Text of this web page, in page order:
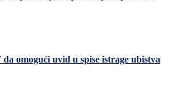
omogući uvid u spise istrage ubistva